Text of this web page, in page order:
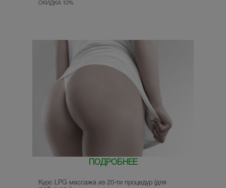
СКИДКА 10%
ПОДРОБНЕЕ
Курс LPG массажа из 20-ти процедур (для